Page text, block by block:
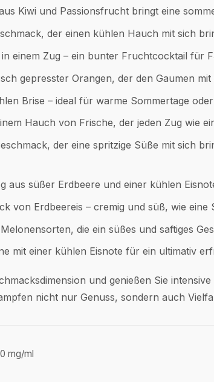
Kiwi und Passionsfrucht bringt eine
der einen kühlen Hauch mit sich
einem Zug – ein bunter Fruchtcocktail für
gepresster Orangen, der den Gaumen
Brise – ideal für warme Sommertage
Hauch von Frische, der jeden Zug wie
der eine spritzige Süße mit sich
aus süßer Erdbeere und einer kühlen
von Erdbeereis – cremig und süß, wie eine
die ein süßes und saftiges
mit einer kühlen Eisnote für ein ultimativ
und genießen Sie
nicht nur Genuss, sondern auch
mg/ml